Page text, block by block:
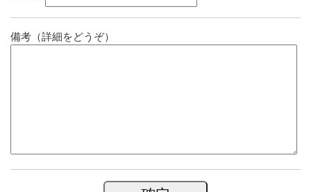
備考（詳細をどうぞ）